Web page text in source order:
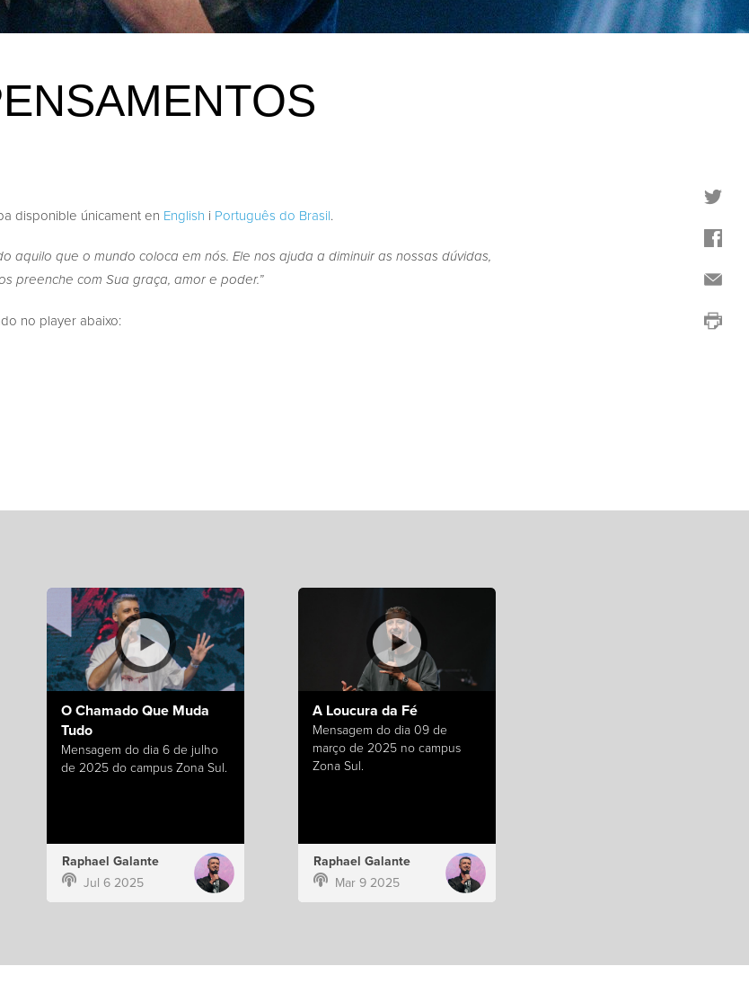
disponible únicament en English i Português do Brasil.
aquilo que o mundo coloca em nós. Ele nos ajuda a diminuir as nossas dúvidas,
preenche com Sua graça, amor e poder.”
no player abaixo:
O Chamado Que Muda
Tudo
Mensagem do dia 6 de julho
de 2025 do campus Zona Sul.
Raphael Galante
Jul 6 2025
A Loucura da Fé
Mensagem do dia 09 de
março de 2025 no campus
Zona Sul.
Raphael Galante
Mar 9 2025